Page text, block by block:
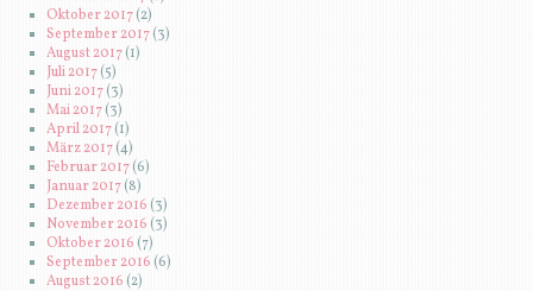
Oktober 2017(2)
September 2017(3)
August 2017(1)
Juli 2017(5)
Juni 2017(3)
Mai 2017(3)
April 2017(1)
März 2017(4)
Februar 2017(6)
Januar 2017(8)
Dezember 2016 (3)
November 2016 (3)
Oktober 2016 (7)
September 2016 (6)
August 2016(2)